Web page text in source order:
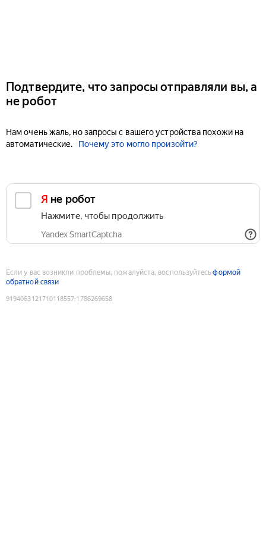
Подтвердите, что запросы отправляли вы, а
не робот
Нам очень жаль, но запросы с вашего устройства похожи на
автоматические.
Почему это могло произойти?
Я не робот
Нажмите, чтобы продолжить
Yandex SmartCaptcha
Если у вас возникли проблемы, пожалуйста, воспользуйтесьформой
обратной связи
9194063121710118557:1786269658